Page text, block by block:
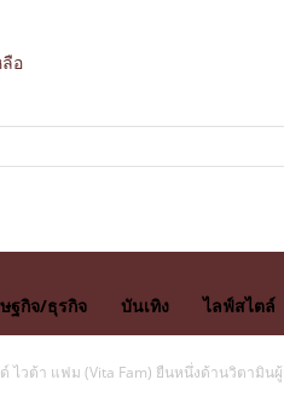
อ
ฐกิจ/ธุรกิจ บันเทิง ไลฟ์สไตล์
ไวต้า แฟม (Vita Fam) ยืนหนึ่งด้านวิตามินผู้